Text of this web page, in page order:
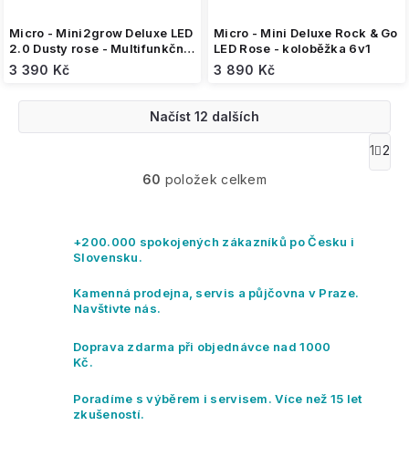
Micro - Mini2grow Deluxe LED
2.0 Dusty rose - Multifunkční
koloběžka
3 390 Kč
Micro - Mini Deluxe Rock & Go
LED Rose - koloběžka 6v1
3 890 Kč
l
a
p
k
y
ý
Načíst 12 dalších
t
1
2
60 položek celkem
+200.000 spokojených zákazníků po Česku i
Slovensku.
Kamenná prodejna, servis a půjčovna v Praze.
Navštivte nás.
Doprava zdarma při objednávce nad 1000
Kč.
Poradíme s výběrem i servisem. Více než 15 let
zkušeností.